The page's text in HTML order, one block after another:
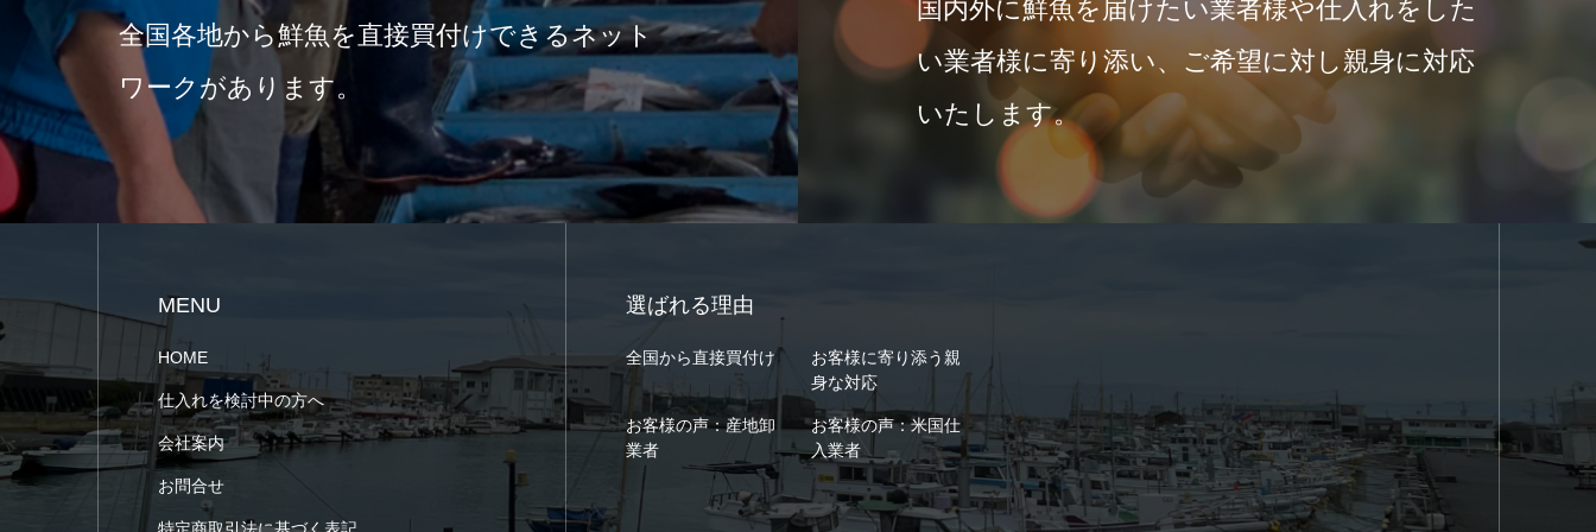
全国各地から鮮魚を直接買付けできるネット
ワークがあります。
国内外に鮮魚を届けたい業者様や仕入れをした
い業者様に寄り添い、ご希望に対し親身に対応
いたします。
MENU
HOME
仕入れを検討中の方へ
会社案内
お問合せ
選ばれる理由
全国から直接買付け
お客様に寄り添う親
身な対応
お客様の声：産地卸
業者
お客様の声：米国仕
入業者